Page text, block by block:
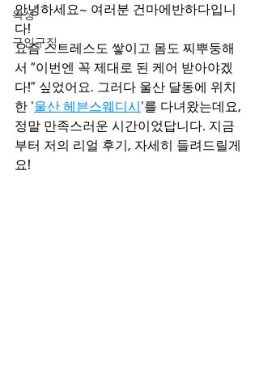
왁싱
구인구직
안녕하세요~ 여러분 건마에반하다입니
다!
요즘 스트레스도 쌓이고 몸도 찌뿌둥해
서 “이번엔 꼭 제대로 된 케어 받아야겠
다!” 싶었어요. 그러다 울산 달동에 위치
한 '울산 헤븐스웨디시'를 다녀왔는데요,
정말 만족스러운 시간이었답니다. 지금
부터 저의 리얼 후기, 자세히 들려드릴게
요!